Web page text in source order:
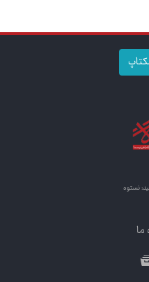
نستوه
ما